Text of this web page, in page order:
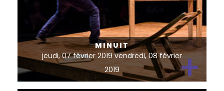
MINUIT
jeudi, 07 février 2019 vendredi, 08 février
2019
+